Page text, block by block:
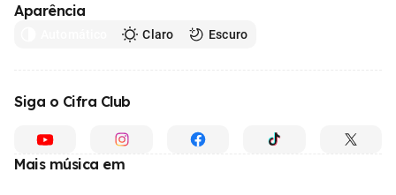
Aparência
Claro Escuro
Siga o Cifra Club
Mais música em